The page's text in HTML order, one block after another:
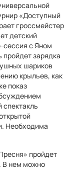
«Доступный
гроссмейстер
детский
сессия с Яном
зарядка
шариков
крыльев, как
показ
Необходима
пройдет
В нем можно